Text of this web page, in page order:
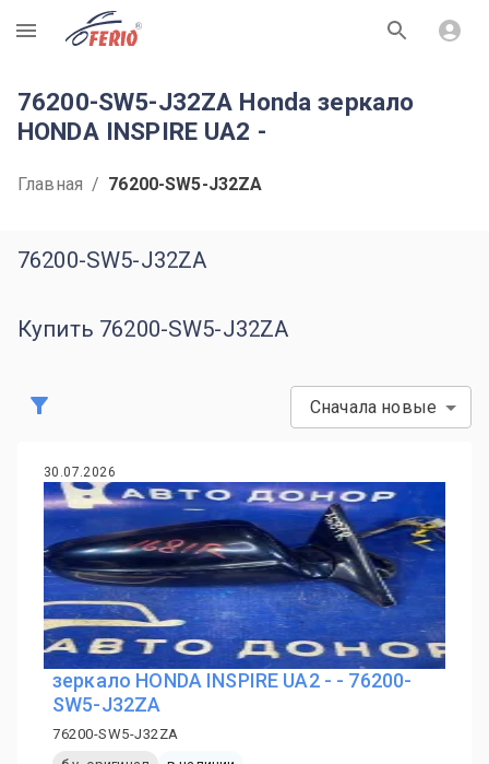
R
76200-SW5-J32ZA Honda зеркало
HONDA INSPIRE UA2 -
Главная / 76200-SW5-J32ZA
76200-SW5-J32ZA
Купить 76200-SW5-J32ZA
Сначала новые
30.07.2026
зеркало HONDA INSPIRE UA2 - - 76200-
SW5-J32ZA
76200-SW5-J32ZA